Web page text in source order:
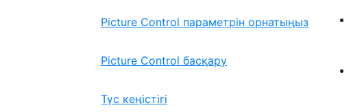
Picture Control параметрін орнатыңыз
Picture Control басқару
Түс кеңістігі